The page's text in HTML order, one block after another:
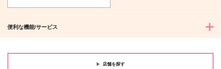
便利な機能/サービス
店舗を探す